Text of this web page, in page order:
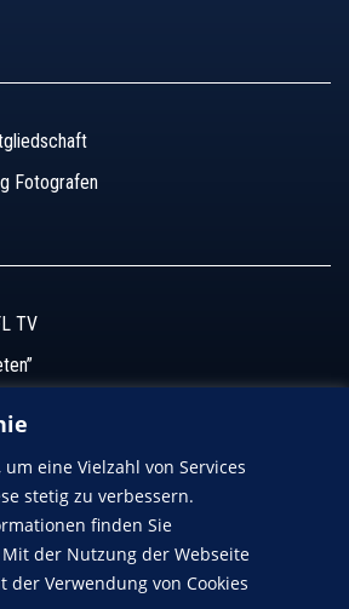
eine Vielzahl von Services
stetig zu verbessern.
finden Sie
Mit der Nutzung der Webseite
der Verwendung von Cookies
Fotografen
TV